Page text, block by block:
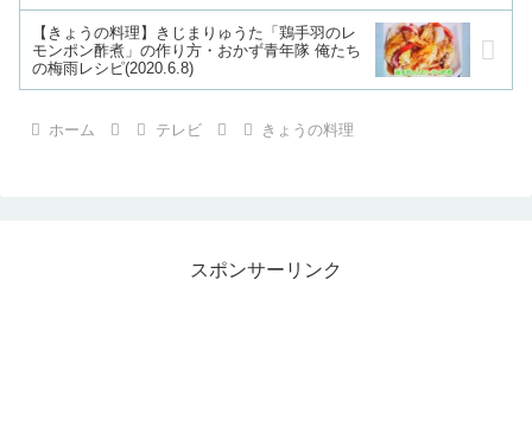
【きょうの料理】きじまりゅうた「鶏手羽のレ
モンポン酢煮」の作り方・おかず青年隊 俺たち
の梅雨レシピ(2020.6.8)
ホーム テレビ きょうの料理
スポンサーリンク